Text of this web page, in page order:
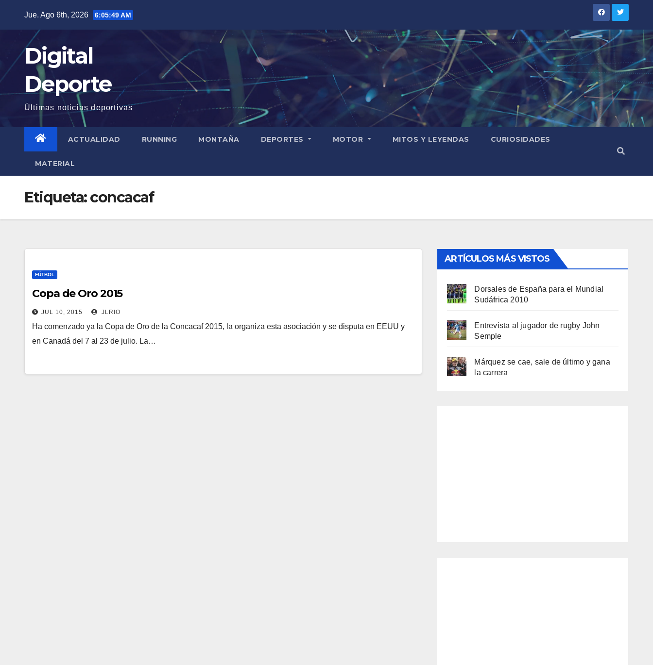
contenido
Jue. Ago 6th, 2026 6:05:50 AM
Digital
Deporte
Últimas noticias deportivas
ACTUALIDAD RUNNING MONTAÑA DEPORTES MOTOR MITOS Y LEYENDAS CURIOSIDADES
MATERIAL
Etiqueta:concacaf
FÚTBOL
Copa de Oro 2015
JUL 10, 2015 JLRIO
Ha comenzado ya la Copa de Oro de la Concacaf 2015, la organiza esta asociación y se disputa en EEUU y
en Canadá del 7 al 23 de julio. La…
ARTÍCULOS MÁS VISTOS
Dorsales de España para el Mundial
Sudáfrica 2010
Entrevista al jugador de rugby John
Semple
Márquez se cae, sale de último y gana
la carrera